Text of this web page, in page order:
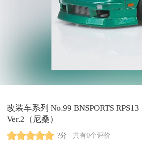
改装车系列 No.99 BNSPORTS
Ver.2（尼桑）
?分 共有0个评价